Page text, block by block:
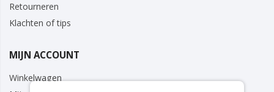
Retourneren
Klachten of tips
MIJN ACCOUNT
Winkelwagen